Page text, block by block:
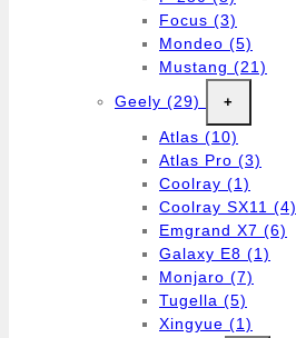
Focus (3)
Mondeo (5)
Mustang (21)
Geely (29) +
Atlas (10)
Atlas Pro (3)
Coolray (1)
Coolray SX11 (4)
Emgrand X7 (6)
Galaxy E8 (1)
Monjaro (7)
Tugella (5)
Xingyue (1)